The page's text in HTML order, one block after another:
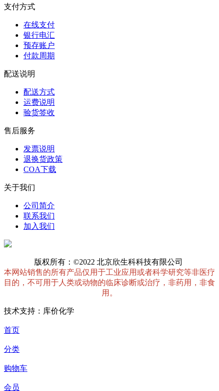
支付方式
在线支付
银行电汇
预存账户
付款周期
配送说明
配送方式
运费说明
验货签收
售后服务
发票说明
退换货政策
COA下载
关于我们
公司简介
联系我们
加入我们
版权所有：©2022 北京欣生科科技有限公司
本网站销售的所有产品仅用于工业应用或者科学研究等非医疗
目的，不可用于人类或动物的临床诊断或治疗，非药用，非食
用。
技术支持：库价化学
首页
分类
购物车
会员